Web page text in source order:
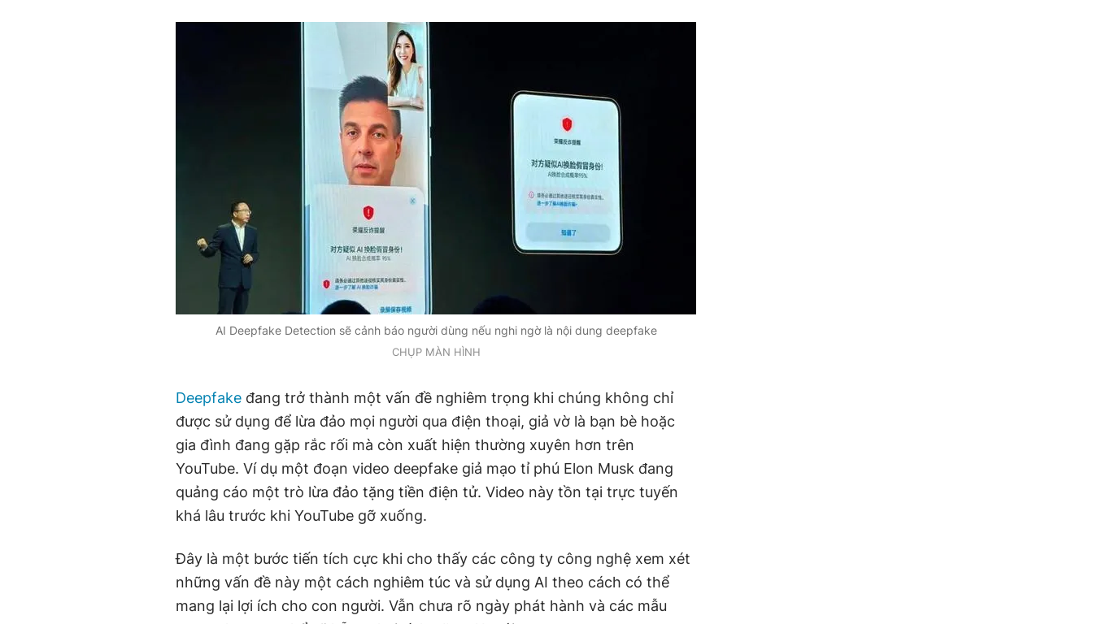
AI Deepfake Detection sẽ cảnh báo người dùng nếu nghi ngờ là nội dung deepfake
CHỤP MÀN HÌNH
Deepfake đang trở thành một vấn đề nghiêm trọng khi chúng không chỉ
được sử dụng để lừa đảo mọi người qua điện thoại, giả vờ là bạn bè hoặc
gia đình đang gặp rắc rối mà còn xuất hiện thường xuyên hơn trên
YouTube. Ví dụ một đoạn video deepfake giả mạo tỉ phú Elon Musk đang
quảng cáo một trò lừa đảo tặng tiền điện tử. Video này tồn tại trực tuyến
khá lâu trước khi YouTube gỡ xuống.
Đây là một bước tiến tích cực khi cho thấy các công ty công nghệ xem xét
những vấn đề này một cách nghiêm túc và sử dụng AI theo cách có thể
mang lại lợi ích cho con người. Vẫn chưa rõ ngày phát hành và các mẫu